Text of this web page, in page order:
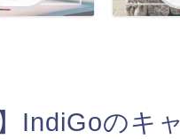
IndiGoのキ